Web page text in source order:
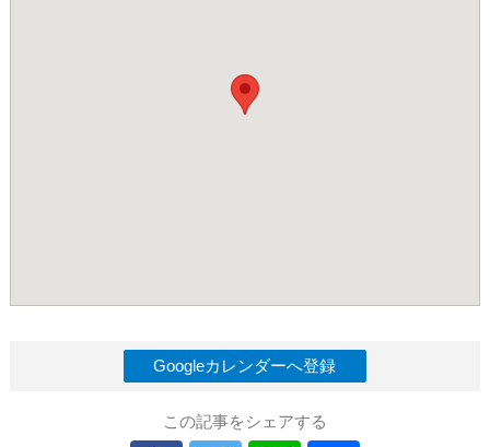
Googleカレンダーへ登録
この記事をシェアする